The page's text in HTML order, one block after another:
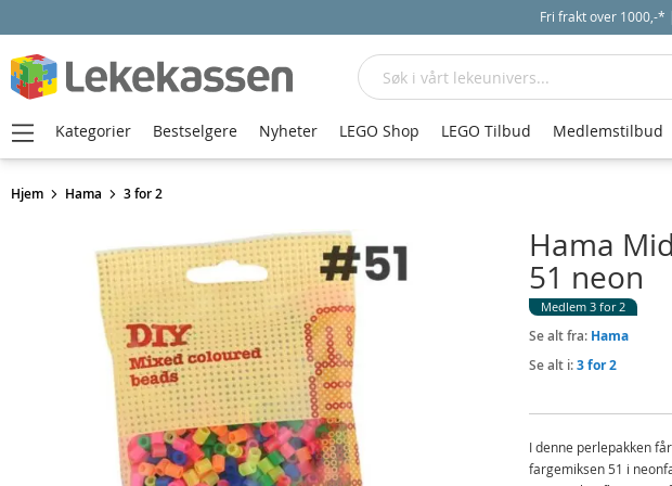
Fri frakt over 1000,-
Hjem Hama 3 for 2
Hama
51 neon
Medlem 3 for 2
Se alt fra: Hama
Se alt i:3 for 2
I denne perlepakken
fargemiksen 51 i
Søk
Kategorier Bestselgere Nyheter LEGO Shop LEGO Tilbud Medlemstilbud